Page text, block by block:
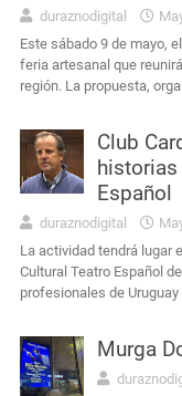
duraznodigital
Este sábado 9 de mayo,
feria artesanal que
región. La propuesta,
Club
historias
Español
duraznodigital
La actividad tendrá lugar
Cultural Teatro Español
profesionales de Uruguay
Murga